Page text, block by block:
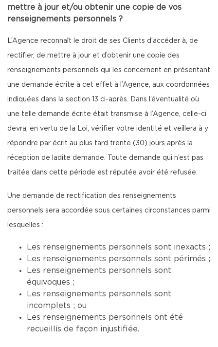
mettre à jour et/ou obtenir une copie de vos
renseignements personnels ?
L’Agence reconnaît le droit de ses Clients d’accéder à, de
rectifier, de mettre à jour et d’obtenir une copie des
renseignements personnels qui les concernent en présentant
une demande écrite à cet effet à l’Agence, aux coordonnées
indiquées dans la section 13 ci-après. Dans l’éventualité où
une telle demande écrite était transmise à l’Agence, celle-ci
devra, en vertu de la Loi, vérifier votre identité et veillera à y
répondre par écrit au plus tard trente (30) jours après la
réception de ladite demande. Toute demande qui n’est pas
traitée dans cette période est réputée avoir été refusée.
Une demande de rectification des renseignements
personnels sera accordée sous certaines circonstances parmi
lesquelles :
Les renseignements personnels sont inexacts ;
Les renseignements personnels sont périmés ;
Les renseignements personnels sont
équivoques ;
Les renseignements personnels sont
incomplets ; ou
Les renseignements personnels ont été
recueillis de façon injustifiée.